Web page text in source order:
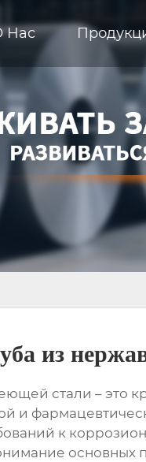
Hас
из
стали – это
и
к
основных